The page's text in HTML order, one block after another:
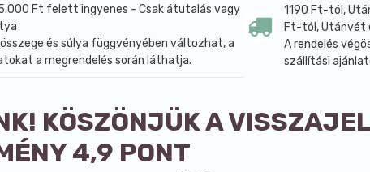
Ft felett ingyenes - Csak átutalás vagy
és súlya függvényében változhat, a
a megrendelés során láthatja.
1190 Ft-tól,
Ft-tól, Utánvét
A rendelés
szállítási
KÖSZÖNJÜK A
4,9 PONT